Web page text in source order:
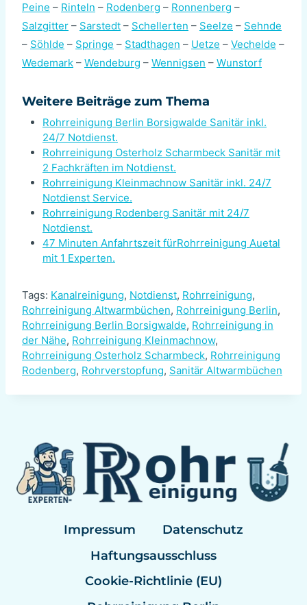
Peine – Rinteln – Rodenberg – Ronnenberg –
Salzgitter – Sarstedt – Schellerten – Seelze – Sehnde
– Söhlde – Springe – Stadthagen – Uetze – Vechelde –
Wedemark – Wendeburg – Wennigsen – Wunstorf
Weitere Beiträge zum Thema
Rohrreinigung Berlin Borsigwalde Sanitär inkl.
24/7 Notdienst.
Rohrreinigung Osterholz Scharmbeck Sanitär mit
2 Fachkräften im Notdienst.
Rohrreinigung Kleinmachnow Sanitär inkl. 24/7
Notdienst Service.
Rohrreinigung Rodenberg Sanitär mit 24/7
Notdienst.
47 Minuten Anfahrtszeit fürRohrreinigung Auetal
mit 1 Experten.
Tags: Kanalreinigung, Notdienst, Rohrreinigung,
Rohrreinigung Altwarmbüchen, Rohrreinigung Berlin,
Rohrreinigung Berlin Borsigwalde, Rohrreinigung in
der Nähe, Rohrreinigung Kleinmachnow,
Rohrreinigung Osterholz Scharmbeck, Rohrreinigung
Rodenberg, Rohrverstopfung, Sanitär Altwarmbüchen
Impressum
Datenschutz
Haftungsausschluss
Cookie-Richtlinie (EU)